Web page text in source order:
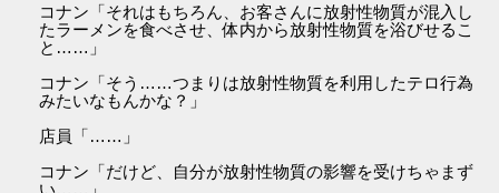
コナン「それはもちろん、お客さんに放射性物質が混入し
たラーメンを食べさせ、体内から放射性物質を浴びせるこ
と……」
コナン「そう……つまりは放射性物質を利用したテロ行為
みたいなもんかな？」
店員「……」
コナン「だけど、自分が放射性物質の影響を受けちゃまず
い……」